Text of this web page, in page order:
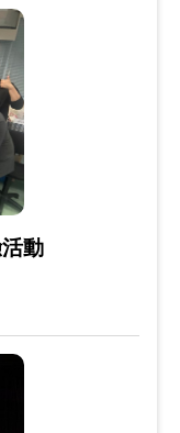
動